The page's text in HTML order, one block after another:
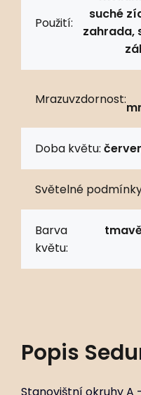
Použití:
suché
zahrada,
Mrazuvzdornost:
Doba květu:
Světelné
Barva
květu:
Popis